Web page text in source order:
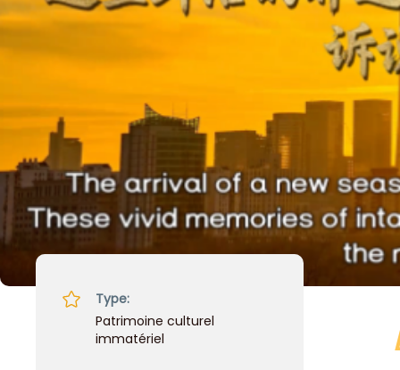
Type:
Patrimoine culturel
immatériel